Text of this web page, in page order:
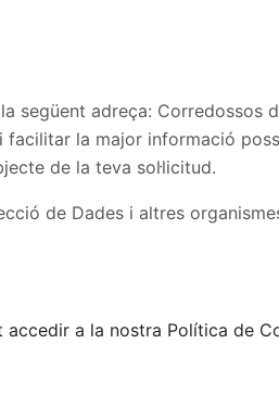
adreça: Corredossos
la major informació
de la teva sol·licitud.
de Dades i altres
a la nostra Política de